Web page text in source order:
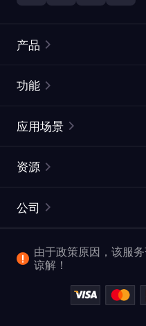
产品
静态住宅代理
网页抓取 API
视频下载 API
功能
ISP代理
ProxySite
应用场景
市场研究
爬行和索引
查看全部使用场景
资源
常见问题解答
位置
公司
企业服务
反洗钱合规计划
由于政策原因，该服
谅解！